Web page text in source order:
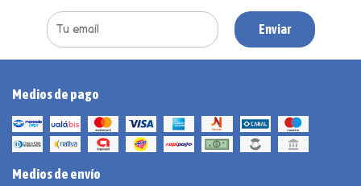
Enviar
Medios de pago
Medios de envío